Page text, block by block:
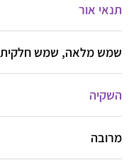
תנאי אור
שמש מלאה, שמש חלקית
השקיה
מרובה